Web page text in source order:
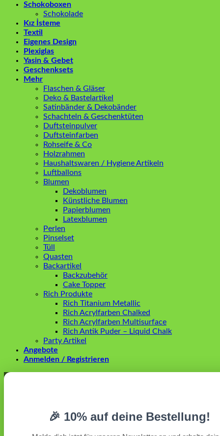
Schokoboxen
Schokolade
Kız İsteme
Textil
Eigenes Design
Plexiglas
Yasin & Gebet
Geschenksets
Mehr
Flaschen & Gläser
Deko & Bastelartikel
Satinbänder & Dekobänder
Schachteln & Geschenktüten
Duftsteinpulver
Duftsteinfarben
Rohseife & Co
Holzrahmen
Haushaltswaren / Hygiene Artikeln
Luftballons
Blumen
Dekoblumen
Künstliche Blumen
Papierblumen
Latexblumen
Perlen
Pinselset
Tüll
Quasten
Backartikel
Backzubehör
Cake Topper
Rich Produkte
Rich Titanium Metallic
Rich Acrylfarben Chalked
Rich Acrylfarben Multisurface
Rich Antik Puder – Liquid Chalk
Party Artikel
Angebote
Anmelden / Registrieren
🎉 10% auf deine Bestellung!
Anmelden